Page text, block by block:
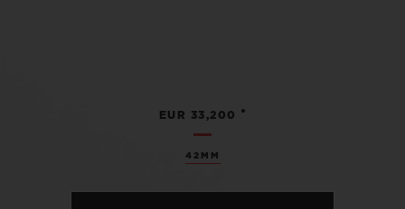
42MM
EUR 33,200 •